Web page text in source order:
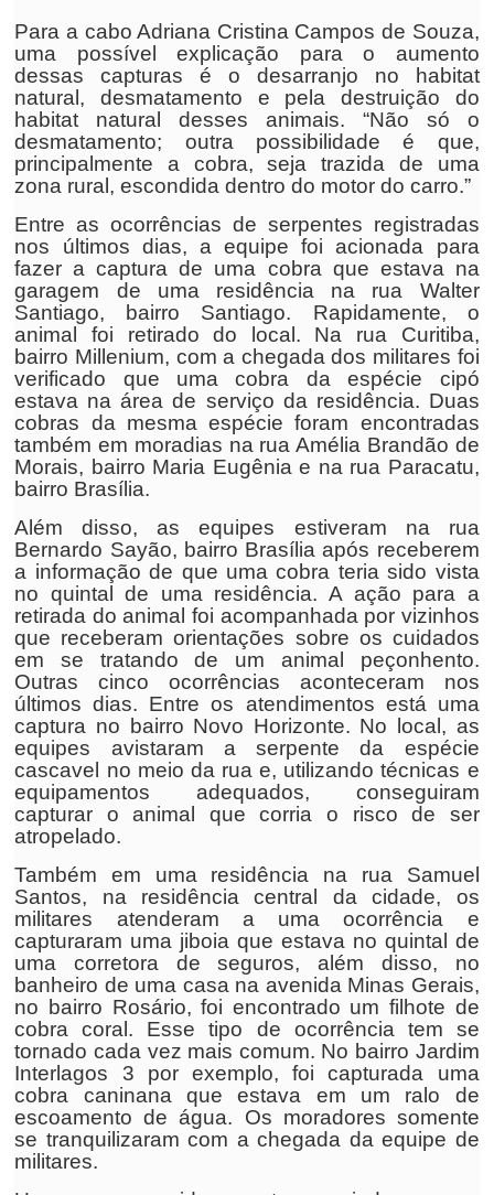
Para a cabo Adriana Cristina Campos de Souza,
uma possível explicação para o aumento
dessas capturas é o desarranjo no habitat
natural, desmatamento e pela destruição do
habitat natural desses animais. “Não só o
desmatamento; outra possibilidade é que,
principalmente a cobra, seja trazida de uma
zona rural, escondida dentro do motor do carro.”
Entre as ocorrências de serpentes registradas
nos últimos dias, a equipe foi acionada para
fazer a captura de uma cobra que estava na
garagem de uma residência na rua Walter
Santiago, bairro Santiago. Rapidamente, o
animal foi retirado do local. Na rua Curitiba,
bairro Millenium, com a chegada dos militares foi
verificado que uma cobra da espécie cipó
estava na área de serviço da residência. Duas
cobras da mesma espécie foram encontradas
também em moradias na rua Amélia Brandão de
Morais, bairro Maria Eugênia e na rua Paracatu,
bairro Brasília.
Além disso, as equipes estiveram na rua
Bernardo Sayão, bairro Brasília após receberem
a informação de que uma cobra teria sido vista
no quintal de uma residência. A ação para a
retirada do animal foi acompanhada por vizinhos
que receberam orientações sobre os cuidados
em se tratando de um animal peçonhento.
Outras cinco ocorrências aconteceram nos
últimos dias. Entre os atendimentos está uma
captura no bairro Novo Horizonte. No local, as
equipes avistaram a serpente da espécie
cascavel no meio da rua e, utilizando técnicas e
equipamentos adequados, conseguiram
capturar o animal que corria o risco de ser
atropelado.
Também em uma residência na rua Samuel
Santos, na residência central da cidade, os
militares atenderam a uma ocorrência e
capturaram uma jiboia que estava no quintal de
uma corretora de seguros, além disso, no
banheiro de uma casa na avenida Minas Gerais,
no bairro Rosário, foi encontrado um filhote de
cobra coral. Esse tipo de ocorrência tem se
tornado cada vez mais comum. No bairro Jardim
Interlagos 3 por exemplo, foi capturada uma
cobra caninana que estava em um ralo de
escoamento de água. Os moradores somente
se tranquilizaram com a chegada da equipe de
militares.